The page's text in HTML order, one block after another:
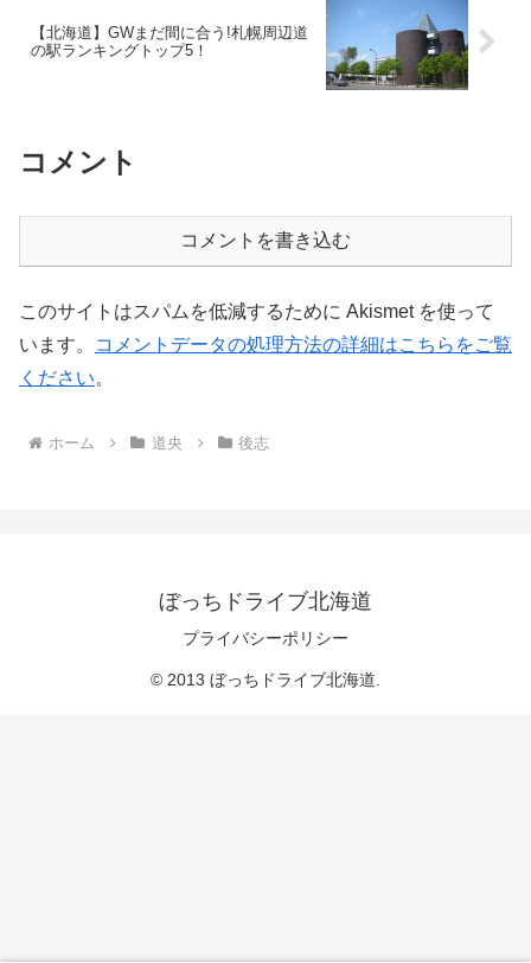
【北海道】GWまだ間に合う!札幌周辺道
の駅ランキングトップ5！
コメント
コメントを書き込む
このサイトはスパムを低減するために Akismet を使って
います。
コメントデータの処理方法の詳細はこちらをご覧
ください。
ホーム 道央 後志
ぼっちドライブ北海道
プライバシーポリシー
© 2013 ぼっちドライブ北海道.